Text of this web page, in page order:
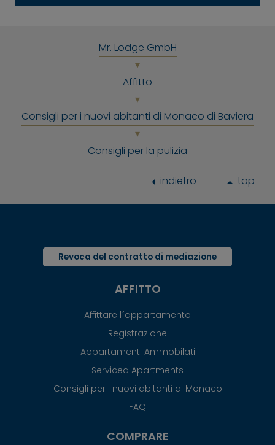
Mr. Lodge GmbH
Affitto
Consigli per i nuovi abitanti di Monaco di Baviera
Consigli per la pulizia
indietro top
Revoca del contratto di mediazione
AFFITTO
Affittare l´appartamento
Registrazione
Appartamenti Ammobilati
Serviced Apartments
Consigli per i nuovi abitanti di Monaco
FAQ
COMPRARE